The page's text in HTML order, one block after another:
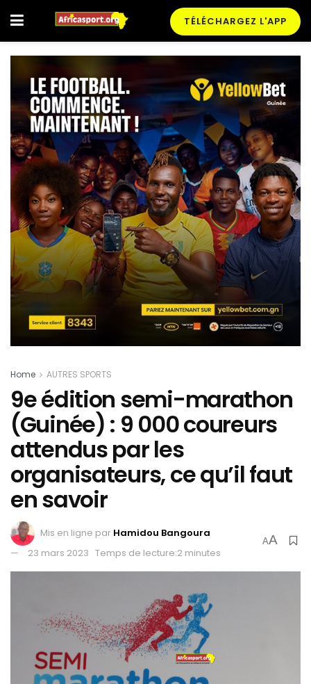
TÉLÉCHARGEZ L'APP
Home AUTRES SPORTS
9e édition semi-marathon
(Guinée) : 9 000 coureurs
attendus par les
organisateurs, ce qu’il faut
en savoir
Mis en ligne par Hamidou Bangoura
23 mars 2023 Temps de lecture:2 minutes
AA